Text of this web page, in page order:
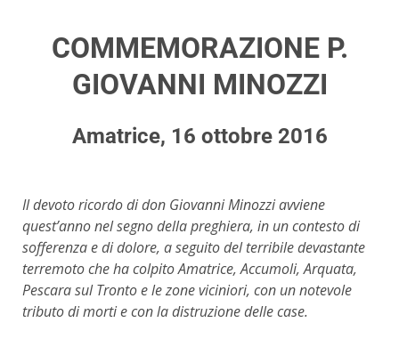
COMMEMORAZIONE P.
GIOVANNI MINOZZI
Amatrice, 16 ottobre 2016
Il devoto ricordo di don Giovanni Minozzi avviene
quest’anno nel segno della preghiera, in un contesto di
sofferenza e di dolore, a seguito del terribile devastante
terremoto che ha colpito Amatrice, Accumoli, Arquata,
Pescara sul Tronto e le zone viciniori, con un notevole
tributo di morti e con la distruzione delle case.